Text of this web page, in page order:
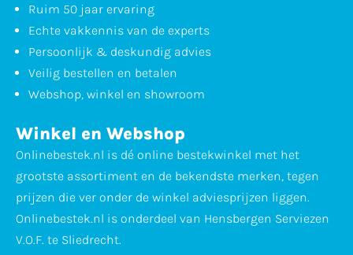
Ruim 50 jaar ervaring
Echte vakkennis van de experts
Persoonlijk & deskundig advies
Veilig bestellen en betalen
Webshop, winkel en showroom
Winkel en Webshop
Onlinebestek.nl is dé online bestekwinkel met het
grootste assortiment en de bekendste merken, tegen
prijzen die ver onder de winkel adviesprijzen liggen.
Onlinebestek.nl is onderdeel van Hensbergen Serviezen
V.O.F. te Sliedrecht.